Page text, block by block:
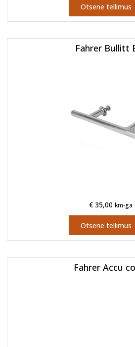
Otsene tellimus
Fahrer Bullitt
€ 35,00 km-ga
Otsene tellimus
Fahrer Accu